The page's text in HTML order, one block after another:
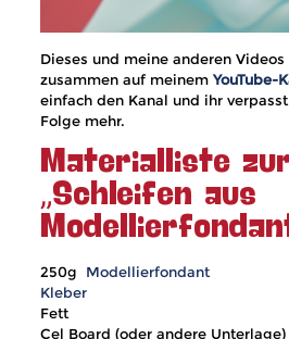
Dieses und meine anderen
zusammen auf meinem YouTube-
einfach den Kanal und ihr
Folge mehr.
Materialliste
„Schleifen aus
250g Modellierfondant
Kleber
Fett
Cel Board (oder andere Unterlage)